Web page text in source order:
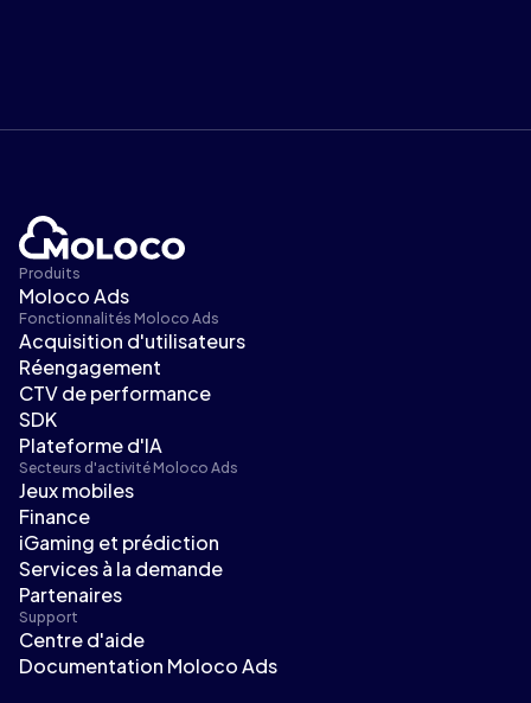
Produits
Moloco Ads
Fonctionnalités Moloco Ads
Acquisition d'utilisateurs
Réengagement
CTV de performance
SDK
Plateforme d'IA
Secteurs d'activité Moloco Ads
Jeux mobiles
Finance
iGaming et prédiction
Services à la demande
Partenaires
Support
Centre d'aide
Documentation Moloco Ads